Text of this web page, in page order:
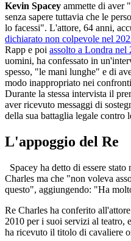
Kevin Spacey ammette di aver
senza sapere tuttavia che le
lo facessi". L'attore, 64 anni,
dichiarato non colpevole nel
Rapp e poi assolto a Londra nel
uomini, ha confessato in
spesso, "le mani lunghe" e di
modo inappropriato nei
Durante la stessa intervista il
aver ricevuto messaggi di
della sua battaglia legale contro
L'appoggio del Re
Spacey ha detto di essere
Charles ma che "non voleva
questo", aggiungendo: "Ha
Re Charles ha conferito
2010 per i suoi servizi al teatro,
ha ricevuto il titolo di cavaliere